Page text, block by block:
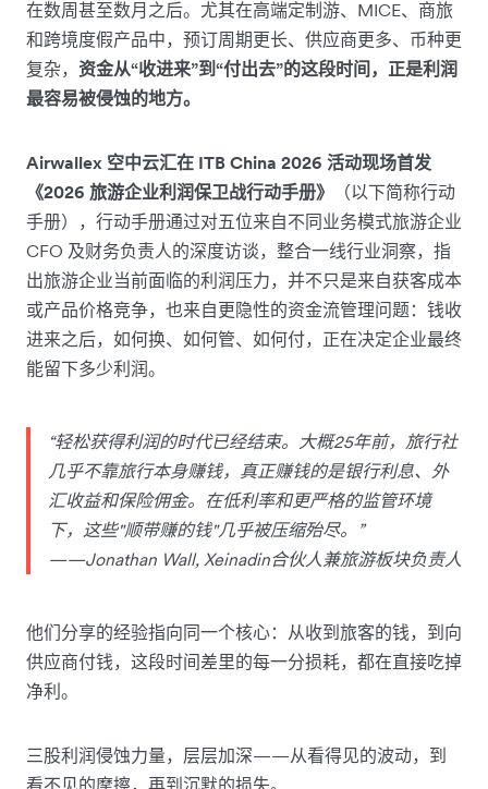
在数周甚至数月之后。尤其在高端定制游、MICE、商旅
和跨境度假产品中，预订周期更长、供应商更多、币种更
复杂， 资金从“收进来”到“付出去”的这段时间，正是利润
最容易被侵蚀的地方。
Airwallex 空中云汇在 ITB China 2026 活动现场首发
《2026 旅游企业利润保卫战行动手册》
（以下简称行动
手册），行动手册通过对五位来自不同业务模式旅游企业
CFO 及财务负责人的深度访谈，整合一线行业洞察，指
出旅游企业当前面临的利润压力，并不只是来自获客成本
或产品价格竞争，也来自更隐性的资金流管理问题：钱收
进来之后，如何换、如何管、如何付，正在决定企业最终
能留下多少利润。
“轻松获得利润的时代已经结束。大概25年前，旅行社
几乎不靠旅行本身赚钱，真正赚钱的是银行利息、外
汇收益和保险佣金。在低利率和更严格的监管环境
下，这些"顺带赚的钱"几乎被压缩殆尽。”
——Jonathan Wall, Xeinadin合伙人兼旅游板块负责人
他们分享的经验指向同一个核心：从收到旅客的钱，到向
供应商付钱，这段时间差里的每一分损耗，都在直接吃掉
净利。
三股利润侵蚀力量，层层加深——从看得见的波动，到
看不见的摩擦，再到沉默的损失。